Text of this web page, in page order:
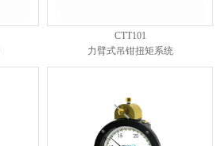
CTT101
力臂式吊钳扭矩系统